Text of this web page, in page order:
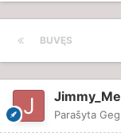
BUVĘS
Parašyta